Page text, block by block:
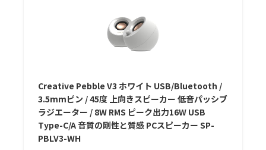
Creative Pebble V3 ホワイト USB/Bluetooth /
3.5mmピン / 45度 上向きスピーカー 低音パッシブ
ラジエーター / 8W RMS ピーク出力16W USB
Type-C/A 音質の剛性と質感 PCスピーカー SP-
PBLV3-WH